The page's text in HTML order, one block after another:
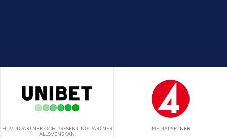
HUVUDPARTNER OCH PRESENTING PARTNER
ALLSVENSKAN
MEDIAPARTNER